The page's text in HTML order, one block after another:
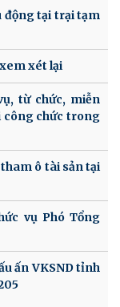
động tại trại tạm
xét lại
từ chức, miễn
công chức trong
ô tài sản tại
vụ Phó Tổng
ấn VKSND tỉnh